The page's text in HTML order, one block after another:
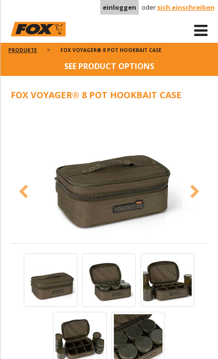
einloggen oder sich einschreiben
PRODUKTE FOX VOYAGER® 8 POT HOOKBAIT CASE
SEE PRODUCT OPTIONS
FOX VOYAGER® 8 POT HOOKBAIT CASE